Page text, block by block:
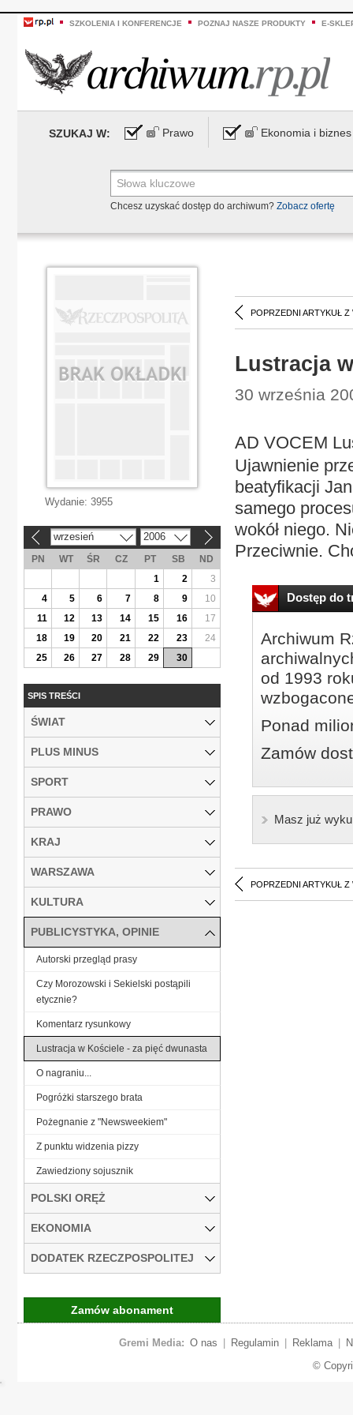
SZKOLENIA I KONFERENCJE POZNAJ NASZE PRODUKTY E-
SZUKAJ W: Prawo Ekonomia i biznes
Chcesz uzyskać dostęp do archiwum? Zobacz ofertę
POPRZEDNI ARTYKUŁ Z
Lustracja
30 września
AD VOCEM
Ujawnienie
beatyfikacji
samego
wokół niego.
Przeciwnie.
Dostęp do
Archiwum
od 1993
Ponad
Zamów
Masz już
POPRZEDNI ARTYKUŁ Z
Wydanie: 3955
wrzesień 2006
PN WT ŚR CZ PT SB
ND
1
2
3
4
5 6 7 8 9
10
11
12 13 14 15 16
17
18
19 20 21 22 23
24
25
26 27 28 29 30
SPIS TREŚCI
ŚWIAT
PLUS MINUS
SPORT
PRAWO
KRAJ
WARSZAWA
KULTURA
PUBLICYSTYKA, OPINIE
Autorski przegląd prasy
Czy Morozowski i Sekielski postąpili
etycznie?
Komentarz rysunkowy
Lustracja w Kościele - za pięć dwunasta
O nagraniu...
Pogróżki starszego brata
Pożegnanie z "Newsweekiem"
Z punktu widzenia pizzy
Zawiedziony sojusznik
POLSKI ORĘŻ
EKONOMIA
DODATEK RZECZPOSPOLITEJ
Zamów abonament
Gremi Media: O nas Regulamin Reklama
©